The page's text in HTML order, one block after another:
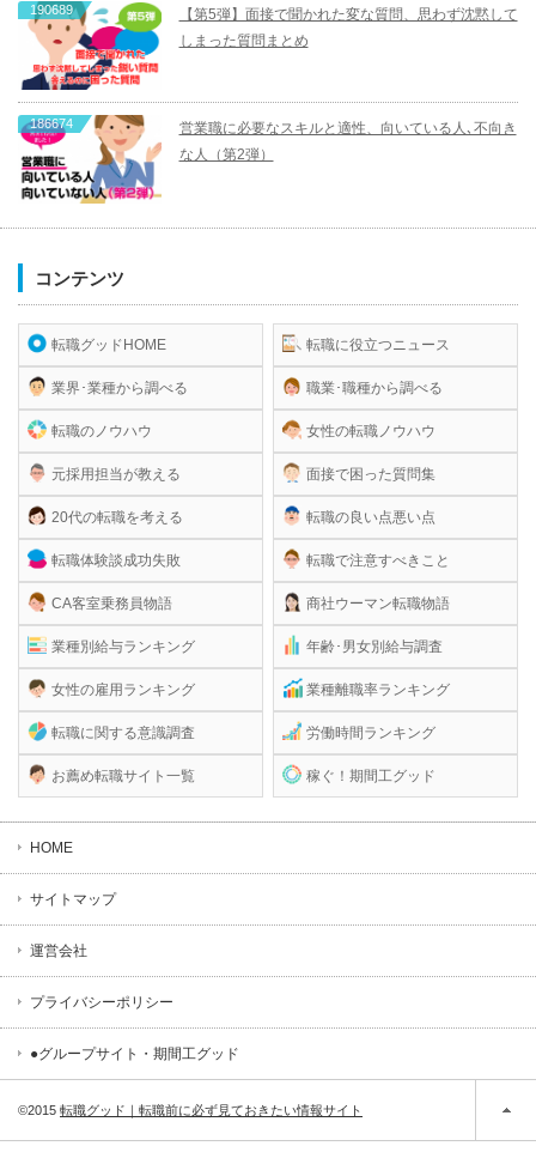
190689
【第5弾】面接で聞かれた変な質問、思わず沈黙して
しまった質問まとめ
186674
営業職に必要なスキルと適性、向いている人､不向き
な人（第2弾）
コンテンツ
転職グッドHOME
業界･業種から調べる
転職のノウハウ
元採用担当が教える
20代の転職を考える
転職体験談成功失敗
CA客室乗務員物語
業種別給与ランキング
女性の雇用ランキング
転職に関する意識調査
お薦め転職サイト一覧
転職に役立つニュース
職業･職種から調べる
女性の転職ノウハウ
面接で困った質問集
転職の良い点悪い点
転職で注意すべきこと
商社ウーマン転職物語
年齢･男女別給与調査
業種離職率ランキング
労働時間ランキング
稼ぐ！期間工グッド
HOME
サイトマップ
運営会社
プライバシーポリシー
●グループサイト・期間工グッド
©2015 転職グッド｜転職前に必ず見ておきたい情報サイト